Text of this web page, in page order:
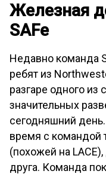
Железная
SAFe
Недавно команда
ребят из
разгаре одного
значительных
сегодняшний
время с командой
(похожей на
друга. Команда